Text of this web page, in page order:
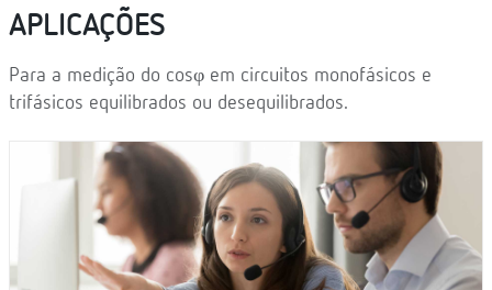
APLICAÇÕES
Para a medição do cosφ em circuitos monofásicos e
trifásicos equilibrados ou desequilibrados.